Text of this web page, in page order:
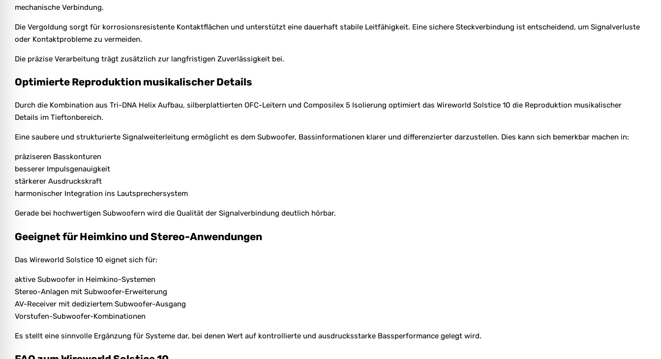
mechanische Verbindung.
Die Vergoldung sorgt für korrosionsresistente Kontaktflächen und unterstützt eine dauerhaft stabile Leitfähigkeit. Eine sichere Steckverbindung ist entscheidend, um Signalverluste
oder Kontaktprobleme zu vermeiden.
Die präzise Verarbeitung trägt zusätzlich zur langfristigen Zuverlässigkeit bei.
Optimierte Reproduktion musikalischer Details
Durch die Kombination aus Tri-DNA Helix Aufbau, silberplattierten OFC-Leitern und Composilex 5 Isolierung optimiert das Wireworld Solstice 10 die Reproduktion musikalischer
Details im Tieftonbereich.
Eine saubere und strukturierte Signalweiterleitung ermöglicht es dem Subwoofer, Bassinformationen klarer und differenzierter darzustellen. Dies kann sich bemerkbar machen in:
präziseren Basskonturen
besserer Impulsgenauigkeit
stärkerer Ausdruckskraft
harmonischer Integration ins Lautsprechersystem
Gerade bei hochwertigen Subwoofern wird die Qualität der Signalverbindung deutlich hörbar.
Geeignet für Heimkino und Stereo-Anwendungen
Das Wireworld Solstice 10 eignet sich für:
aktive Subwoofer in Heimkino-Systemen
Stereo-Anlagen mit Subwoofer-Erweiterung
AV-Receiver mit dediziertem Subwoofer-Ausgang
Vorstufen-Subwoofer-Kombinationen
Es stellt eine sinnvolle Ergänzung für Systeme dar, bei denen Wert auf kontrollierte und ausdrucksstarke Bassperformance gelegt wird.